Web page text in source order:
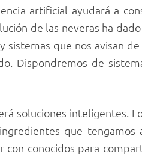
artificial ayudará a
de las neveras ha
que nos avisan
Dispondremos de
soluciones inteligentes.
que tengamos
conocidos para